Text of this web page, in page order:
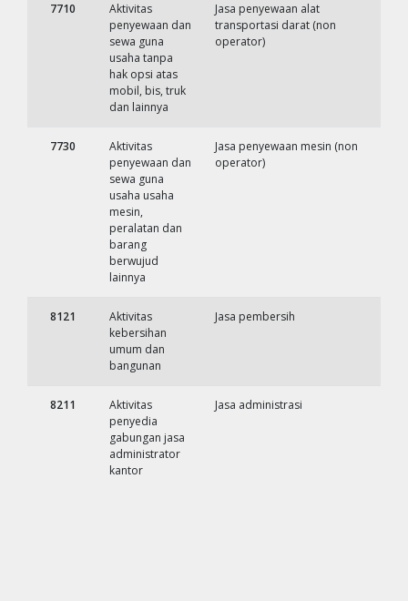
7710
Aktivitas
penyewaan dan
sewa guna
usaha tanpa
hak opsi atas
mobil, bis, truk
dan lainnya
Jasa penyewaan alat
transportasi darat (non
operator)
7730
Aktivitas
penyewaan dan
sewa guna
usaha usaha
mesin,
peralatan dan
barang
berwujud
lainnya
Jasa penyewaan mesin (non
operator)
8121
Aktivitas
kebersihan
umum dan
bangunan
Jasa pembersih
8211
Aktivitas
penyedia
gabungan jasa
administrator
kantor
Jasa administrasi